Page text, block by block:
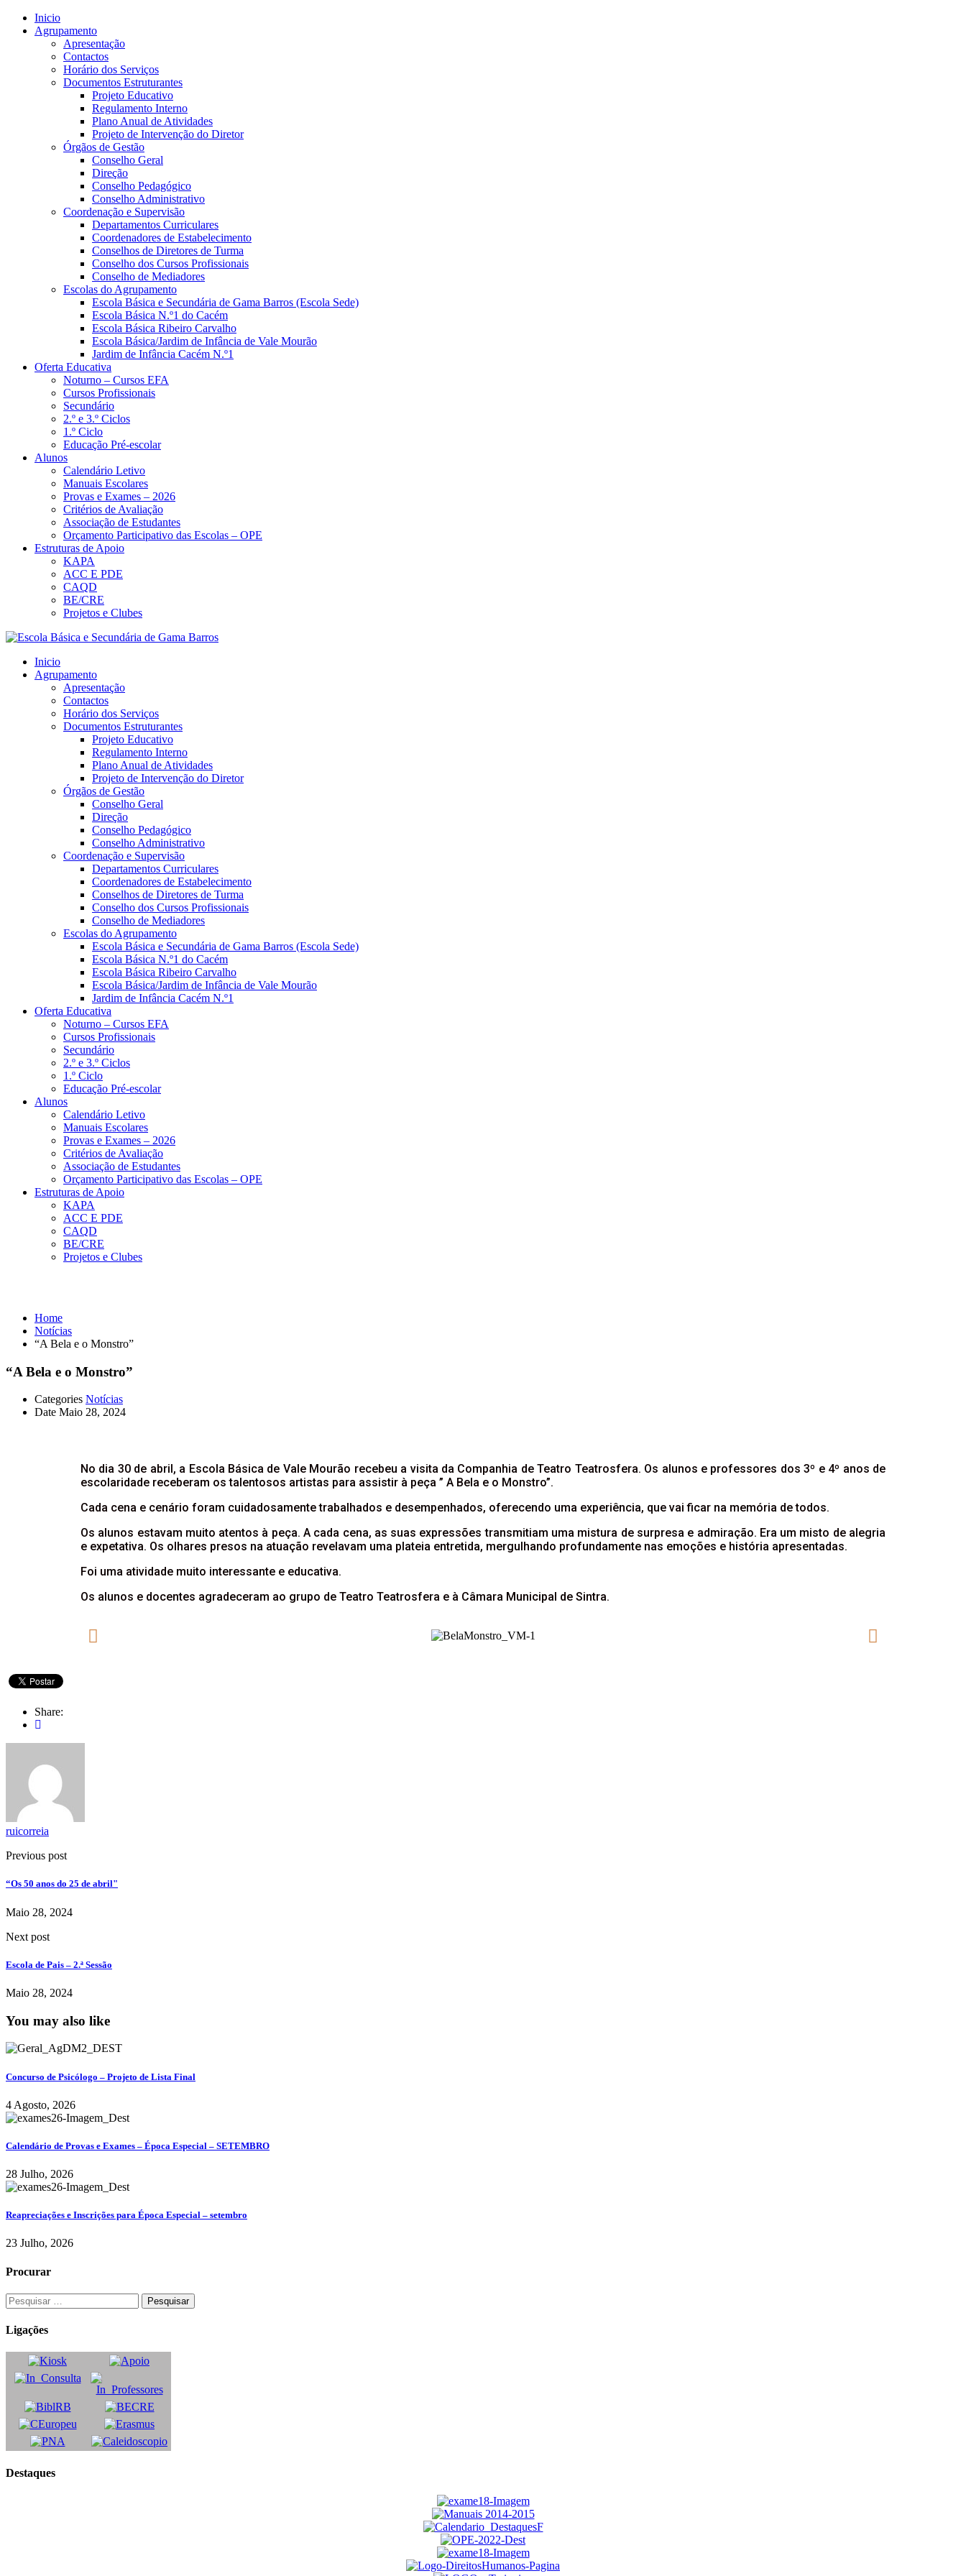
Inicio
Agrupamento
Apresentação
Contactos
Horário dos Serviços
Documentos Estruturantes
Projeto Educativo
Regulamento Interno
Plano Anual de Atividades
Projeto de Intervenção do Diretor
Órgãos de Gestão
Conselho Geral
Direção
Conselho Pedagógico
Conselho Administrativo
Coordenação e Supervisão
Departamentos Curriculares
Coordenadores de Estabelecimento
Conselhos de Diretores de Turma
Conselho dos Cursos Profissionais
Conselho de Mediadores
Escolas do Agrupamento
Escola Básica e Secundária de Gama Barros (Escola Sede)
Escola Básica N.º1 do Cacém
Escola Básica Ribeiro Carvalho
Escola Básica/Jardim de Infância de Vale Mourão
Jardim de Infância Cacém N.º1
Oferta Educativa
Noturno – Cursos EFA
Cursos Profissionais
Secundário
2.º e 3.º Ciclos
1.º Ciclo
Educação Pré-escolar
Alunos
Calendário Letivo
Manuais Escolares
Provas e Exames – 2026
Critérios de Avaliação
Associação de Estudantes
Orçamento Participativo das Escolas – OPE
Estruturas de Apoio
KAPA
ACC E PDE
CAQD
BE/CRE
Projetos e Clubes
Inicio
Agrupamento
Apresentação
Contactos
Horário dos Serviços
Documentos Estruturantes
Projeto Educativo
Regulamento Interno
Plano Anual de Atividades
Projeto de Intervenção do Diretor
Órgãos de Gestão
Conselho Geral
Direção
Conselho Pedagógico
Conselho Administrativo
Coordenação e Supervisão
Departamentos Curriculares
Coordenadores de Estabelecimento
Conselhos de Diretores de Turma
Conselho dos Cursos Profissionais
Conselho de Mediadores
Escolas do Agrupamento
Escola Básica e Secundária de Gama Barros (Escola Sede)
Escola Básica N.º1 do Cacém
Escola Básica Ribeiro Carvalho
Escola Básica/Jardim de Infância de Vale Mourão
Jardim de Infância Cacém N.º1
Oferta Educativa
Noturno – Cursos EFA
Cursos Profissionais
Secundário
2.º e 3.º Ciclos
1.º Ciclo
Educação Pré-escolar
Alunos
Calendário Letivo
Manuais Escolares
Provas e Exames – 2026
Critérios de Avaliação
Associação de Estudantes
Orçamento Participativo das Escolas – OPE
Estruturas de Apoio
KAPA
ACC E PDE
CAQD
BE/CRE
Projetos e Clubes
Home
Notícias
“A Bela e o Monstro”
“A Bela e o Monstro”
Categories Notícias
Date Maio 28, 2024
No dia 30 de abril, a Escola Básica de Vale Mourão recebeu a visita da Companhia de Teatro Teatrosfera. Os alunos e professores dos 3º e 4º anos de
escolaridade receberam os talentosos artistas para assistir à peça ” A Bela e o Monstro”.
Cada cena e cenário foram cuidadosamente trabalhados e desempenhados, oferecendo uma experiência, que vai ficar na memória de todos.
Os alunos estavam muito atentos à peça. A cada cena, as suas expressões transmitiam uma mistura de surpresa e admiração. Era um misto de alegria
e expetativa. Os olhares presos na atuação revelavam uma plateia entretida, mergulhando profundamente nas emoções e história apresentadas.
Foi uma atividade muito interessante e educativa.
Os alunos e docentes agradeceram ao grupo de Teatro Teatrosfera e à Câmara Municipal de Sintra.
Share:
ruicorreia
Previous post
“Os 50 anos do 25 de abril"
Maio 28, 2024
Next post
Escola de Pais – 2.ª Sessão
Maio 28, 2024
You may also like
Concurso de Psicólogo – Projeto de Lista Final
4 Agosto, 2026
Calendário de Provas e Exames – Época Especial – SETEMBRO
28 Julho, 2026
Reapreciações e Inscrições para Época Especial – setembro
23 Julho, 2026
Procurar
Ligações
Destaques